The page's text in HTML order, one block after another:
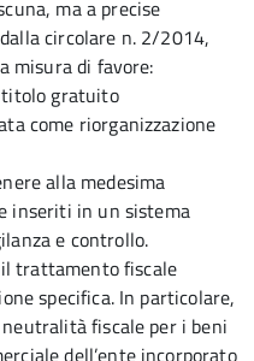
ma a precise
circolare n. 2/2014,
misura di favore:
gratuito
come riorganizzazione
alla medesima
inseriti in un sistema
e controllo.
trattamento fiscale
specifica. In particolare,
fiscale per i beni
dell’ente incorporato